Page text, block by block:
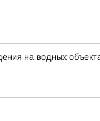
на водных